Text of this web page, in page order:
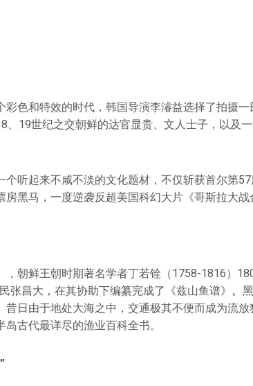
彩色和特效的时代，韩国导演李濬益选择了拍摄
、19世纪之交朝鲜的达官显贵、文人士子，以及
个听起来不咸不淡的文化题材，不仅斩获首尔第57
房黑马，一度逆袭反超美国科幻大片《哥斯拉大
，朝鲜王朝时期著名学者丁若铨（1758-1816）
张昌大，在其协助下编纂完成了《兹山鱼谱》。
昔日由于地处大海之中，交通极其不便而成为流放
岛古代最详尽的渔业百科全书。